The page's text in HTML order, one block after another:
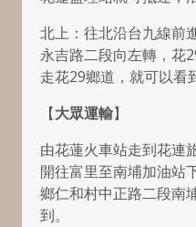
北上：往北沿台九線前
永吉路二段向左轉，花
走花29鄉道，就可以看
【大眾運輸】
由花蓮火車站走到花連
開往富里至南埔加油站
鄉仁和村中正路二段南
到。